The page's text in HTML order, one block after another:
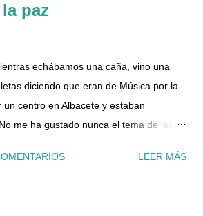
paz
echábamos una caña, vino una
diciendo que eran de Música por la
un centro en Albacete y estaban
me ha gustado nunca el tema de las
a nadie que le haya tocado algo nunca...
LEER MÁS